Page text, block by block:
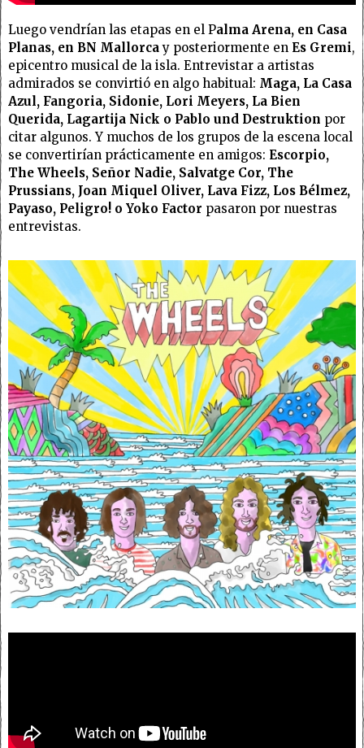
Luego vendrían las etapas en el Palma Arena, en Casa
Planas, en BN Mallorcay posteriormente en Es Gremi,
epicentro musical de la isla. Entrevistar a artistas
admirados se convirtió en algo habitual: Maga, La Casa
Azul, Fangoria, Sidonie, Lori Meyers, La Bien
Querida, Lagartija Nick o Pablo und Destruktion por
citar algunos. Y muchos de los grupos de la escena local
se convertirían prácticamente en amigos: Escorpio,
The Wheels, Señor Nadie, Salvatge Cor, The
Prussians, Joan Miquel Oliver, Lava Fizz, Los Bélmez,
Payaso, Peligro! o Yoko Factor pasaron por nuestras
entrevistas.